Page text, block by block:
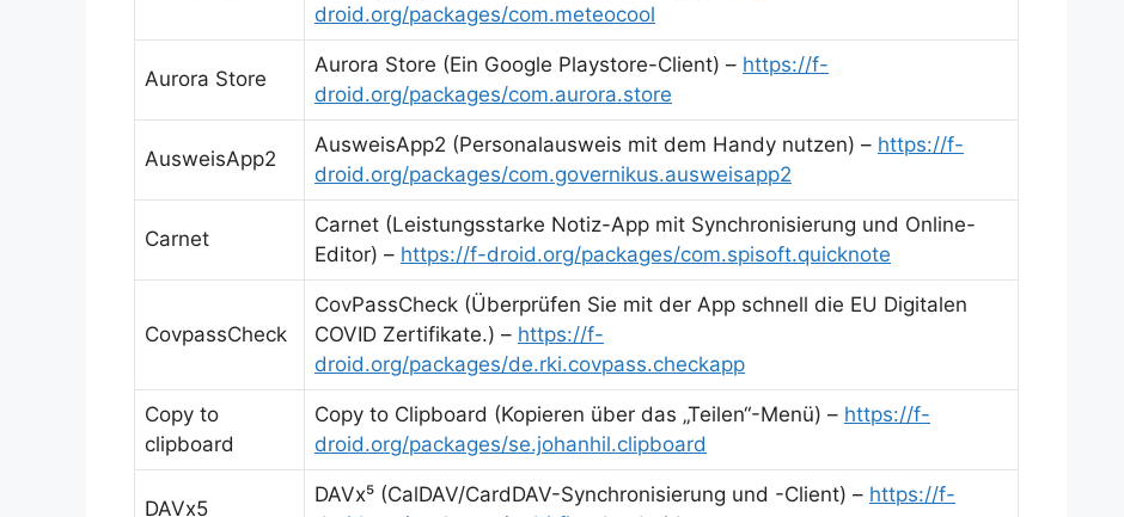
droid.org/packages/com.meteocool
Aurora Store
Aurora Store (Ein Google Playstore-Client) – https://f-
droid.org/packages/com.aurora.store
AusweisApp2
AusweisApp2 (Personalausweis mit dem Handy nutzen) – https://f-
droid.org/packages/com.governikus.ausweisapp2
Carnet
Carnet (Leistungsstarke Notiz-App mit Synchronisierung und Online-
Editor) – https://f-droid.org/packages/com.spisoft.quicknote
CovpassCheck
CovPassCheck (Überprüfen Sie mit der App schnell die EU Digitalen
COVID Zertifikate.) – https://f-
droid.org/packages/de.rki.covpass.checkapp
Copy to
clipboard
Copy to Clipboard (Kopieren über das „Teilen“-Menü) – https://f-
droid.org/packages/se.johanhil.clipboard
DAVx5
DAVx⁵ (CalDAV/CardDAV-Synchronisierung und -Client) – https://f-